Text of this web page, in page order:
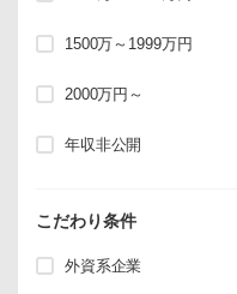
1500万～1999万円
2000万円～
年収非公開
こだわり条件
外資系企業